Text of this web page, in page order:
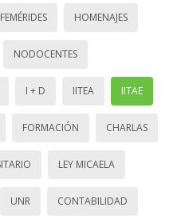
HOMENAJES
NODOCENTES
I + D IITEA IITAE
FORMACIÓN CHARLAS
LEY MICAELA
UNR CONTABILIDAD